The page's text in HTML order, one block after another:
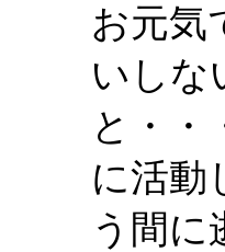
お元気
いしな
と・・
に活動
う間に